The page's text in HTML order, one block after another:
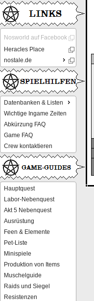
Nosworld auf Facebook
Heracles Place
nostale.de
Datenbanken & Listen
Wichtige Ingame Zeiten
Abkürzung FAQ
Game FAQ
Crew kontaktieren
Hauptquest
Labor-Nebenquest
Akt 5 Nebenquest
Ausrüstung
Feen & Elemente
Pet-Liste
Minispiele
Produktion von Items
Muschelguide
Raids und Siegel
Resistenzen